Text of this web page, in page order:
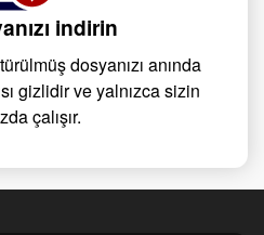
indirin
dosyanızı anında
gizlidir ve yalnızca sizin
çalışır.